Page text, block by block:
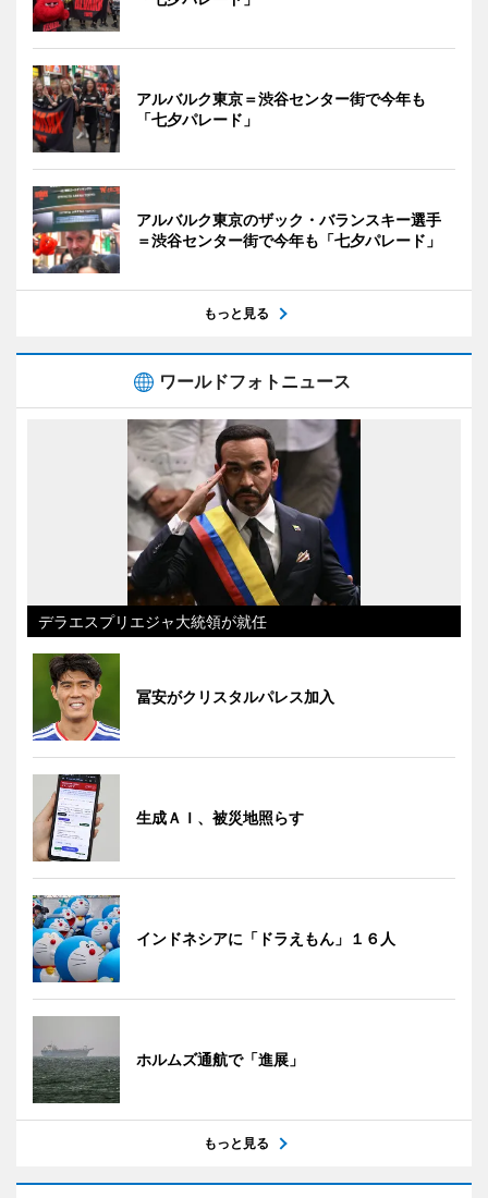
アルバルク東京＝渋谷センター街で今年も
「七夕パレード」
アルバルク東京のザック・バランスキー選手
＝渋谷センター街で今年も「七夕パレード」
もっと見る
ワールドフォトニュース
デラエスプリエジャ大統領が就任
冨安がクリスタルパレス加入
生成ＡＩ、被災地照らす
インドネシアに「ドラえもん」１６人
ホルムズ通航で「進展」
もっと見る